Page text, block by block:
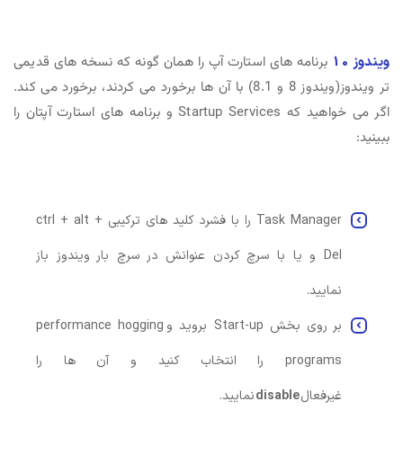
ویندوز 10
برنامه های استارت آپ را همان گونه که نسخه های قدیمی
تر ویندوز(ویندوز 8 و 8.1) با آن ها برخورد می کردند، برخورد می کند.
اگر می خواهید که Startup Services و برنامه های استارت آپتان را
ببینید:
Task Manager را با فشرد کلید های ترکیبی ctrl + alt +
Del و یا با سرچ کردن عنوانش در سرچ بار ویندوز باز
نمایید.
بر روی بخش Start-up بروید و performance hogging
programs را انتخاب کنید و آن ها را
غیرفعالdisableنمایید.